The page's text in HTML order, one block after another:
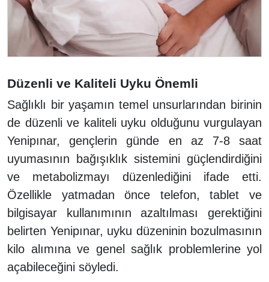
Düzenli ve Kaliteli Uyku Önemli
Sağlıklı bir yaşamın temel unsurlarından birinin
de düzenli ve kaliteli uyku olduğunu vurgulayan
Yenipınar, gençlerin günde en az 7-8 saat
uyumasının bağışıklık sistemini güçlendirdiğini
ve metabolizmayı düzenlediğini ifade etti.
Özellikle yatmadan önce telefon, tablet ve
bilgisayar kullanımının azaltılması gerektiğini
belirten Yenipınar, uyku düzeninin bozulmasının
kilo alımına ve genel sağlık problemlerine yol
açabileceğini söyledi.